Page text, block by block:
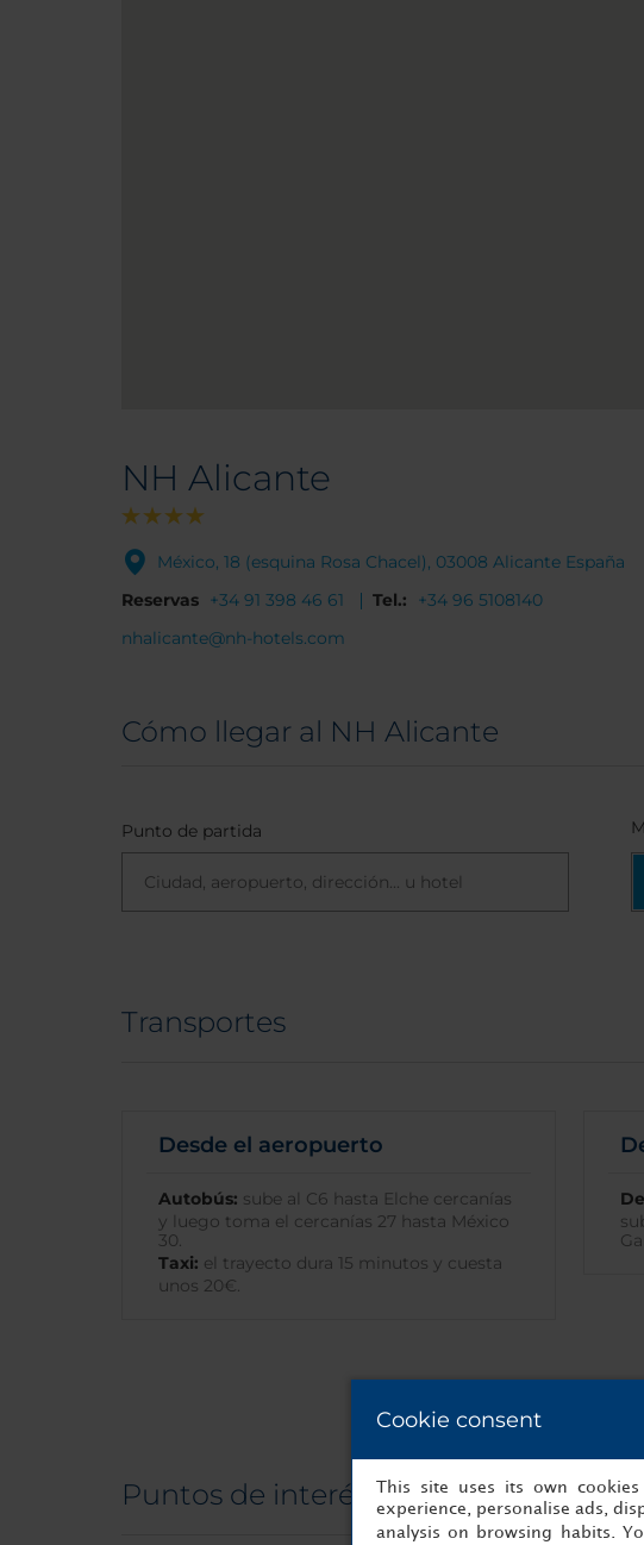
NH Alicante
México, 18 (esquina Rosa Chacel), 03008 Alicante España
Reservas +34 91 398 46 61 Tel.:
+34 96 5108140
nhalicante@nh-hotels.com
Cómo llegar al NH Alicante
Punto de partida
Transportes
Desde el aeropuerto
Autobús: sube al C6 hasta Elche cercanías
y luego toma el cercanías 27 hasta México
30.
Taxi: el trayecto dura 15 minutos y cuesta
unos 20€.
Puntos de interés
Cookie consent
This site uses its own
experience, personalise ads,
analysis on browsing habits.